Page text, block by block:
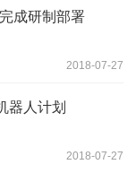
成研制部署
2018-07-27
器人计划
2018-07-27